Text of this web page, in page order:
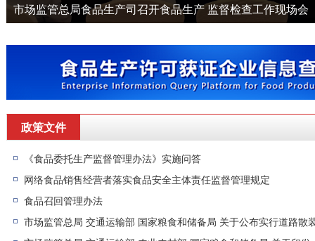
市场监管总局食品生产司召开食品生产 监督检查工作现场会
政策文件
《食品委托生产监督管理办法》实施问答
网络食品销售经营者落实食品安全主体责任监督管理规定
食品召回管理办法